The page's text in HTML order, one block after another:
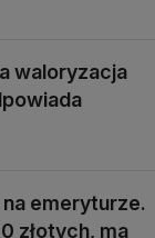
waloryzacja
emeryturze.
złotych, ma